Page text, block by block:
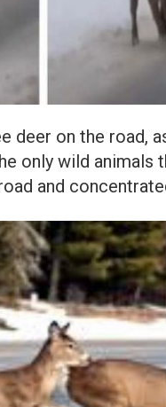
deer on the road,
only wild animals
and